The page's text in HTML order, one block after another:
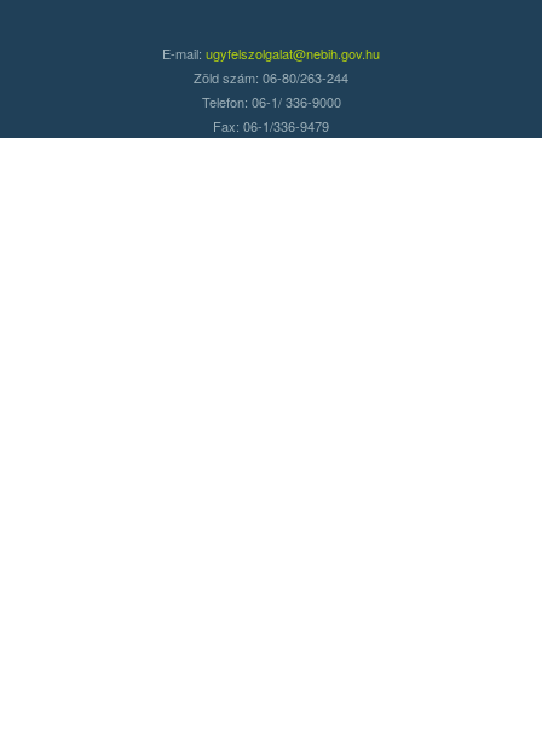
E-mail: ugyfelszolgalat@nebih.gov.hu
Zöld szám: 06-80/263-244
Telefon: 06-1/ 336-9000
Fax: 06-1/336-9479